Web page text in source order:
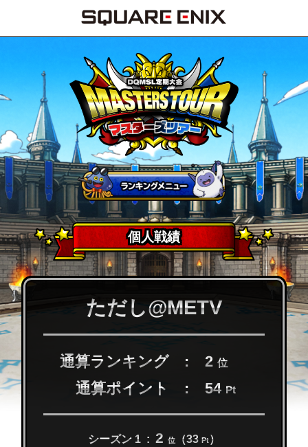
個人戦績
ただし@METV
通算ランキング 2位
通算ポイント 54 Pt
シーズン 1 2位 （33Pt）